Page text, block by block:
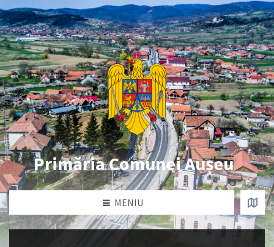
Primăria Comunei Aușeu
MENIU